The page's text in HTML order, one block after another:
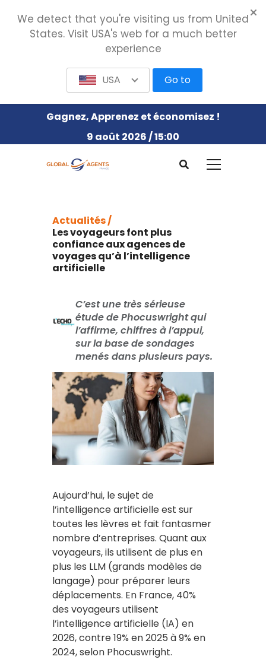
Gagnez, Apprenez et économisez !
9 août 2026 / 15:00
Actualités /
Les voyageurs font plus
confiance aux agences de
voyages qu’à l’intelligence
artificielle
C’est une très sérieuse
étude de Phocuswright qui
l’affirme, chiffres à l’appui,
sur la base de sondages
menés dans plusieurs pays.
Aujourd’hui, le sujet de
l’intelligence artificielle est sur
toutes les lèvres et fait fantasmer
nombre d’entreprises. Quant aux
voyageurs, ils utilisent de plus en
plus les LLM (grands modèles de
langage) pour préparer leurs
déplacements. En France, 40%
des voyageurs utilisent
l’intelligence artificielle (IA) en
2026, contre 19% en 2025 à 9% en
2024, selon Phocuswright.
We detect that you're visiting us from United
States. Visit USA's web for a much better
experience
USA Go to